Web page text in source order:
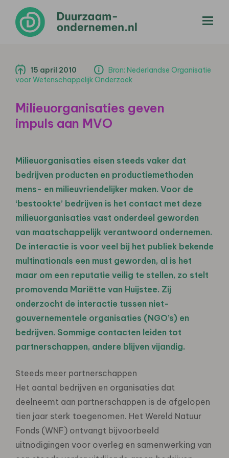
15 april 2010
Bron: Nederlandse Organisatie
voor Wetenschappelijk Onderzoek
Milieuorganisaties geven
impuls aan MVO
Milieuorganisaties eisen steeds vaker dat
bedrijven producten en productiemethoden
mens- en milieuvriendelijker maken. Voor de
‘bestookte’ bedrijven is het contact met deze
milieuorganisaties vast onderdeel geworden
van maatschappelijk verantwoord ondernemen.
De interactie is voor veel bij het publiek bekende
multinationals een must geworden, al is het
maar om een reputatie veilig te stellen, zo stelt
promovenda Mariëtte van Huijstee. Zij
onderzocht de interactie tussen niet-
gouvernementele organisaties (NGO’s) en
bedrijven. Sommige contacten leiden tot
partnerschappen, andere blijven vijandig.
Steeds meer partnerschappen
Het aantal bedrijven en organisaties dat
deelneemt aan partnerschappen is de afgelopen
tien jaar sterk toegenomen. Het Wereld Natuur
Fonds (WNF) ontvangt bijvoorbeeld
uitnodigingen voor overleg en samenwerking van